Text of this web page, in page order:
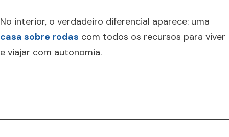
No interior, o verdadeiro diferencial aparece: uma
casa sobre rodas com todos os recursos para viver
e viajar com autonomia.